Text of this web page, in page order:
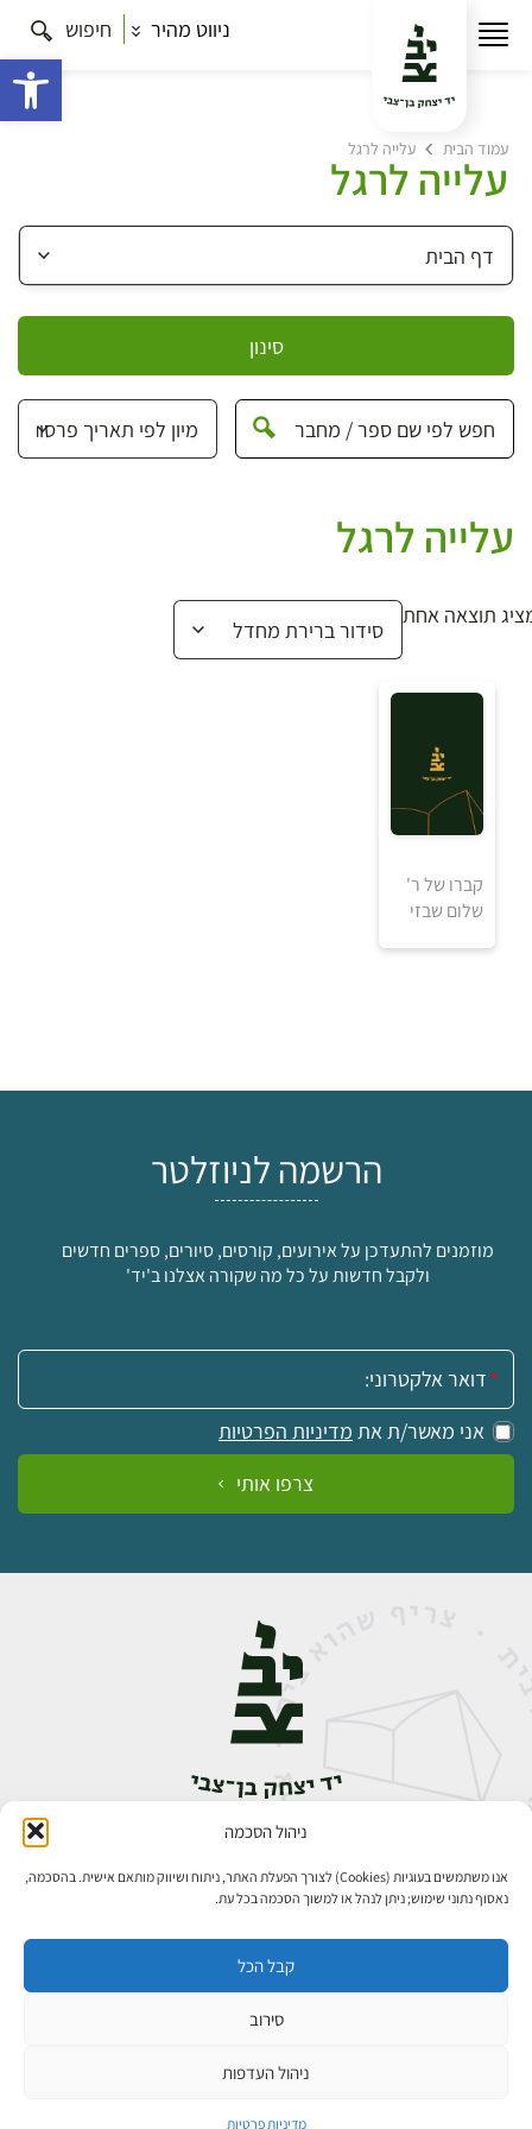
ניהול הסכמה
אנו משתמשים בעוגיות (Cookies) לצורך הפעלת האתר, ניתוח ושיווק מותאם אישית. בהסכמה,
נאסוף נתוני שימוש; ניתן לנהל או למשוך הסכמה בכל עת.
קבל הכל
סירוב
ניהול העדפות
מדיניות פרטיות
ניווט מהיר חיפוש
עמוד הבית עלייה לרגל
עלייה לרגל
סינון
עלייה לרגל
תוצאה אחת
קברו של ר'
שלום שבזי
הרשמה לניוזלטר
מוזמנים להתעדכן על אירועים, קורסים, סיורים, ספרים חדשים
ולקבל חדשות על כל מה שקורה אצלנו ב'יד'
אימייל:
אני מאשר/ת את מדיניות הפרטיות
צרפו אותי
אבן גבירול 14, רחביה, ירושלים
פיתוח אתרים